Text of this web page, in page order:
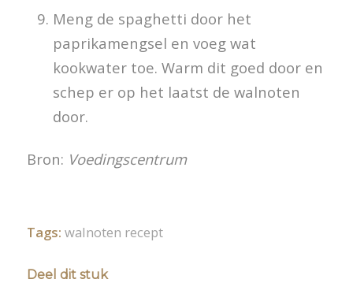
Meng de spaghetti door het
paprikamengsel en voeg wat
kookwater toe. Warm dit goed door en
schep er op het laatst de walnoten
door.
Bron: Voedingscentrum
Tags: walnoten recept
Deel dit stuk